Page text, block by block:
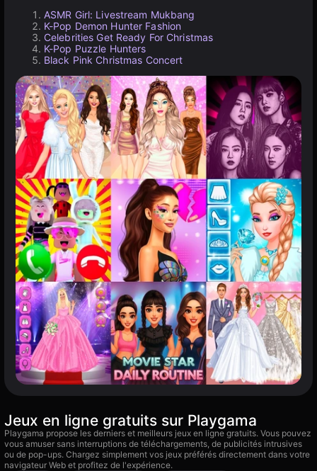
ASMR Girl: Livestream Mukbang
K-Pop Demon Hunter Fashion
Celebrities Get Ready For Christmas
K-Pop Puzzle Hunters
Black Pink Christmas Concert
Jeux en ligne gratuits sur Playgama
Playgama propose les derniers et meilleurs jeux en ligne gratuits. Vous pouvez
vous amuser sans interruptions de téléchargements, de publicités intrusives
ou de pop-ups. Chargez simplement vos jeux préférés directement dans votre
navigateur Web et profitez de l'expérience.